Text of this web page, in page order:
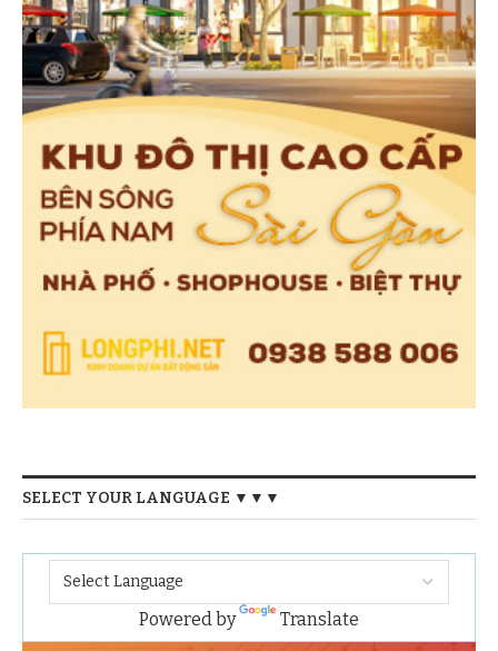
SELECT YOUR LANGUAGE ▼▼▼
Powered by Translate